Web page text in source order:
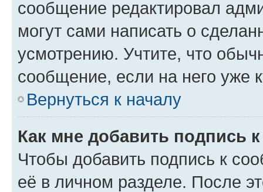
сообщение редактировал
могут сами написать о
усмотрению. Учтите, что
сообщение, если на него уже
Вернуться к началу
Как мне добавить подпись
Чтобы добавить подпись к
её в личном разделе. После